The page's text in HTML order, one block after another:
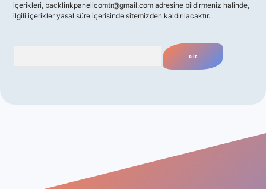
içerikleri, backlinkpanelicomtr@gmail.com adresine bildirmeniz halinde,
ilgili içerikler yasal süre içerisinde sitemizden kaldırılacaktır.